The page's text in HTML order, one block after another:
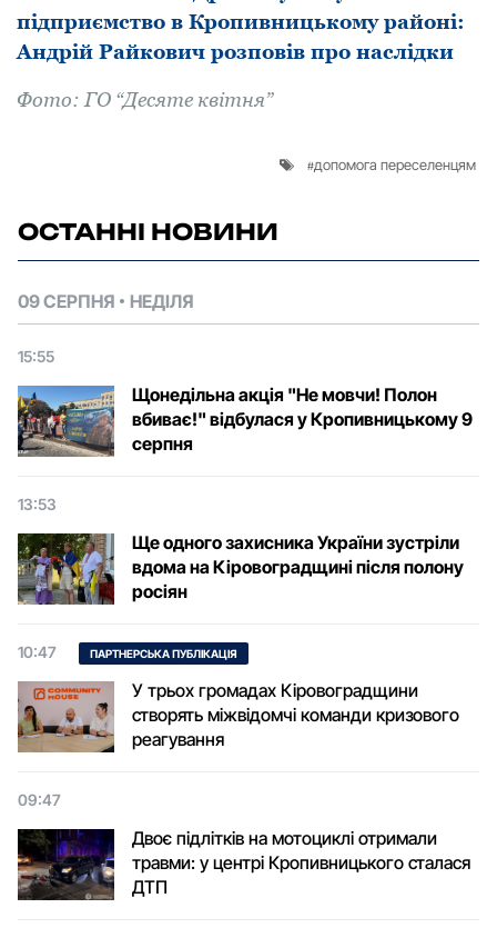
підприємство в Кропивницькому районі:
Андрій Райкович розповів про наслідки
Фoтo: ГО “Десяте квітня”
допомога переселенцям
ОСТАННІ НОВИНИ
09 СЕРПНЯ НЕДІЛЯ
15:55
Щонедільна акція "Не мовчи! Полон
вбиває!" відбулася у Кропивницькому 9
серпня
13:53
Ще одного захисника України зустріли
вдома на Кіровоградщині після полону
росіян
10:47 ПАРТНЕРСЬКА ПУБЛІКАЦІЯ
У трьох громадах Кіровоградщини
створять міжвідомчі команди кризового
реагування
09:47
Двоє підлітків на мотоциклі отримали
травми: у центрі Кропивницького сталася
ДТП